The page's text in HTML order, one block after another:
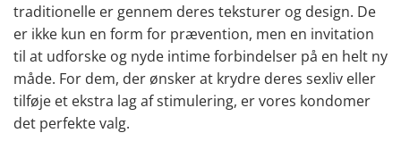
traditionelle er gennem deres teksturer og design. De
er ikke kun en form for prævention, men en invitation
til at udforske og nyde intime forbindelser på en helt ny
måde. For dem, der ønsker at krydre deres sexliv eller
tilføje et ekstra lag af stimulering, er vores kondomer
det perfekte valg.